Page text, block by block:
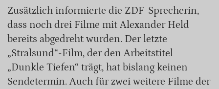
Zusätzlich informierte die ZDF-Sprecherin,
dass noch drei Filme mit Alexander Held
bereits abgedreht wurden. Der letzte
„Stralsund“-Film, der den Arbeitstitel
„Dunkle Tiefen“ trägt, hat bislang keinen
Sendetermin. Auch für zwei weitere Filme der